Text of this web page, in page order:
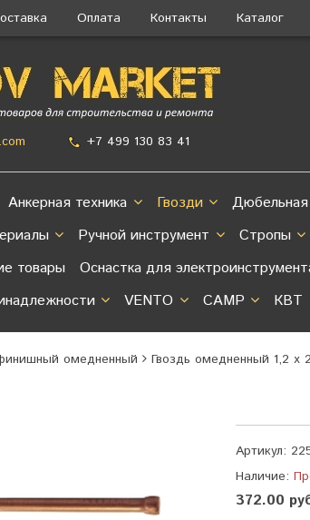
Оплата Контакты Каталог
+7 499 130 83 41
Анкерная техника Гвозди Дюбельная
Ручной инструмент Стропы
товары
Оснастка для
VENTO CAMP КВТ
омедненный Гвоздь омедненный 1,2 х
Артикул:
Наличие:
372.00